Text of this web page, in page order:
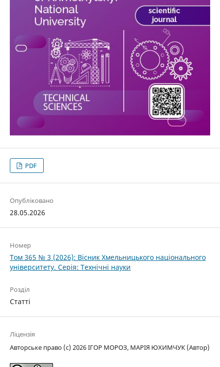
PDF
Опубліковано
28.05.2026
Номер
Том 365 № 3 (2026): Вісник Хмельницького національного
університету. Серія: Технічні науки
Розділ
Статті
Ліцензія
Авторське право (c) 2026 ІГОР МОРОЗ, МАРІЯ ЮХИМЧУК (Автор)